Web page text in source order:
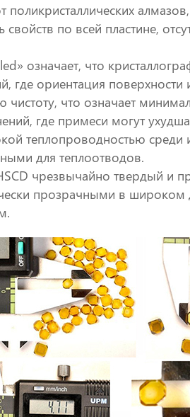
поликристаллических
по всей пластине,
означает, что
где ориентация поверхности
что означает
где примеси могут
теплопроводностью среди
для теплоотводов.
чрезвычайно твердый и
прозрачными в широком